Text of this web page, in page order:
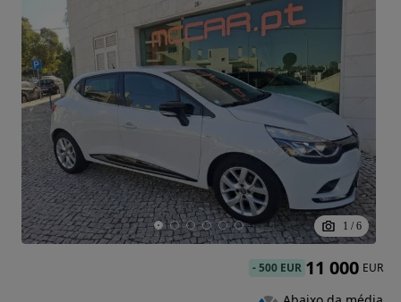
1 / 6
-500 EUR 11 000 EUR